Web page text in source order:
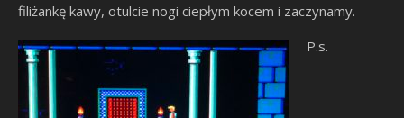
filiżankę kawy, otulcie nogi ciepłym kocem i zaczynamy.
P.s.